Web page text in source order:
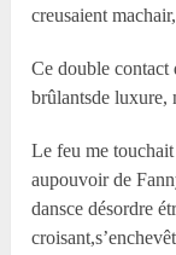
creusaient
Ce double contact
brûlantsde luxure,
Le feu me
aupouvoir de
dansce désordre